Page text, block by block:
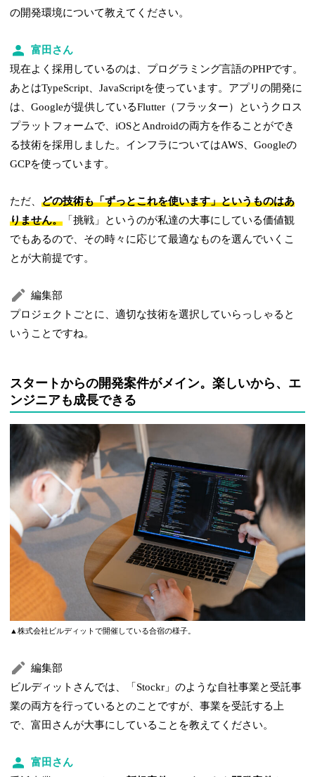
の開発環境について教えてください。
富田さん
現在よく採用しているのは、プログラミング言語のPHPです。
あとはTypeScript、JavaScriptを使っています。アプリの開発に
は、Googleが提供しているFlutter（フラッター）というクロス
プラットフォームで、iOSとAndroidの両方を作ることができ
る技術を採用しました。インフラについてはAWS、Googleの
GCPを使っています。
ただ、どの技術も「ずっとこれを使います」というものはあ
りません。 「挑戦」というのが私達の大事にしている価値観
でもあるので、その時々に応じて最適なものを選んでいくこ
とが大前提です。
編集部
プロジェクトごとに、適切な技術を選択していらっしゃると
いうことですね。
スタートからの開発案件がメイン。楽しいから、エ
ンジニアも成長できる
▲株式会社ビルディットで開催している合宿の様子。
編集部
ビルディットさんでは、「Stockr」のような自社事業と受託事
業の両方を行っているとのことですが、事業を受託する上
で、富田さんが大事にしていることを教えてください。
富田さん